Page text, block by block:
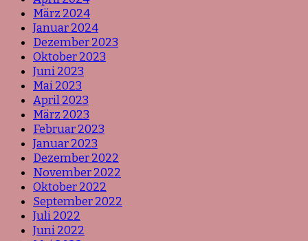
März 2024
Januar 2024
Dezember 2023
Oktober 2023
Juni 2023
Mai 2023
April 2023
März 2023
Februar 2023
Januar 2023
Dezember 2022
November 2022
Oktober 2022
September 2022
Juli 2022
Juni 2022